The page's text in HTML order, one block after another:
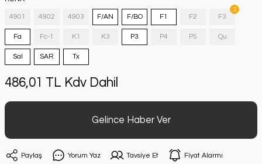
4901 4902 4903 F/AN F/BO F1 F2 F3
Fa Fc-1 K1 K3 P3 P4 P5 Qu
Sal SAR Tx
486,01 TL Kdv Dahil
Gelince Haber Ver
Paylaş Yorum Yaz Tavsiye Et Fiyat Alarmı